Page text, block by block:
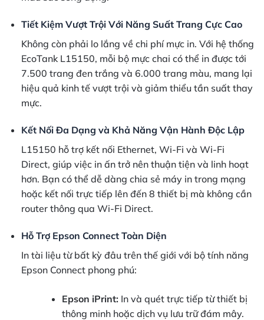
Tiết Kiệm Vượt Trội Với Năng Suất Trang Cực Cao
Không còn phải lo lắng về chi phí mực in. Với hệ thống
EcoTank L15150, mỗi bộ mực chai có thể in được tới
7.500 trang đen trắng và 6.000 trang màu, mang lại
hiệu quả kinh tế vượt trội và giảm thiểu tần suất thay
mực.
Kết Nối Đa Dạng và Khả Năng Vận Hành Độc Lập
L15150 hỗ trợ kết nối Ethernet, Wi-Fi và Wi-Fi
Direct, giúp việc in ấn trở nên thuận tiện và linh hoạt
hơn. Bạn có thể dễ dàng chia sẻ máy in trong mạng
hoặc kết nối trực tiếp lên đến 8 thiết bị mà không cần
router thông qua Wi-Fi Direct.
Hỗ Trợ Epson Connect Toàn Diện
In tài liệu từ bất kỳ đâu trên thế giới với bộ tính năng
Epson Connect phong phú:
Epson iPrint:In và quét trực tiếp từ thiết bị
thông minh hoặc dịch vụ lưu trữ đám mây.